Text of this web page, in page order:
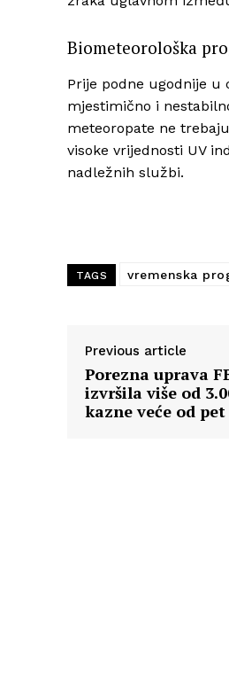
Biometeorološka
Prije podne ugodnije
mjestimično i
meteoropate ne
visoke vrijednosti UV
nadležnih službi.
TAGS vremenska
Previous article
Porezna uprava
izvršila više od
kazne veće od